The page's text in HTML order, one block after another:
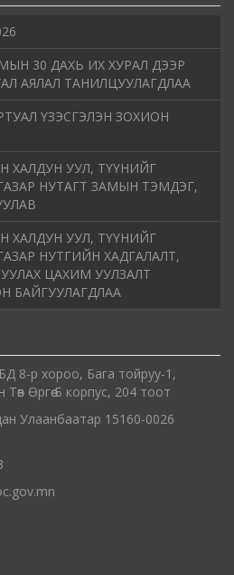
30 ДАХЬ ИХ ХУРАЛ ДЭЭР
АЯЛАЛ ТАНИЛЦУУЛАГДЛАА
ҮЗЭСГЭЛЭН ЗОХИОН
ХАЛДУН УУЛ, ТҮҮНИЙГ
НУТАГТ ЗАМЫН ТЭМДЭГ,
ХАЛДУН УУЛ, ТҮҮНИЙГ
НУТГИЙН ХАДГАЛАЛТ,
ЦАХИМ УУЛЗАЛТ
БАЙГУУЛАГДЛАА
8-р хороо, Бага тойруу-1,
Өргөө Б корпус, 204 тоот
Улаанбаатар 15160-0026